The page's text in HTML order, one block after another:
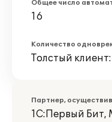
Общее число
16
Количество
Толстый
Партнер,
1С:Первый Бит,